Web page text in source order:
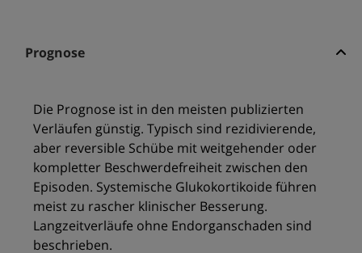
Prognose
Die Prognose ist in den meisten publizierten
Verläufen günstig. Typisch sind rezidivierende,
aber reversible Schübe mit weitgehender oder
kompletter Beschwerdefreiheit zwischen den
Episoden. Systemische Glukokortikoide führen
meist zu rascher klinischer Besserung.
Langzeitverläufe ohne Endorganschaden sind
beschrieben.